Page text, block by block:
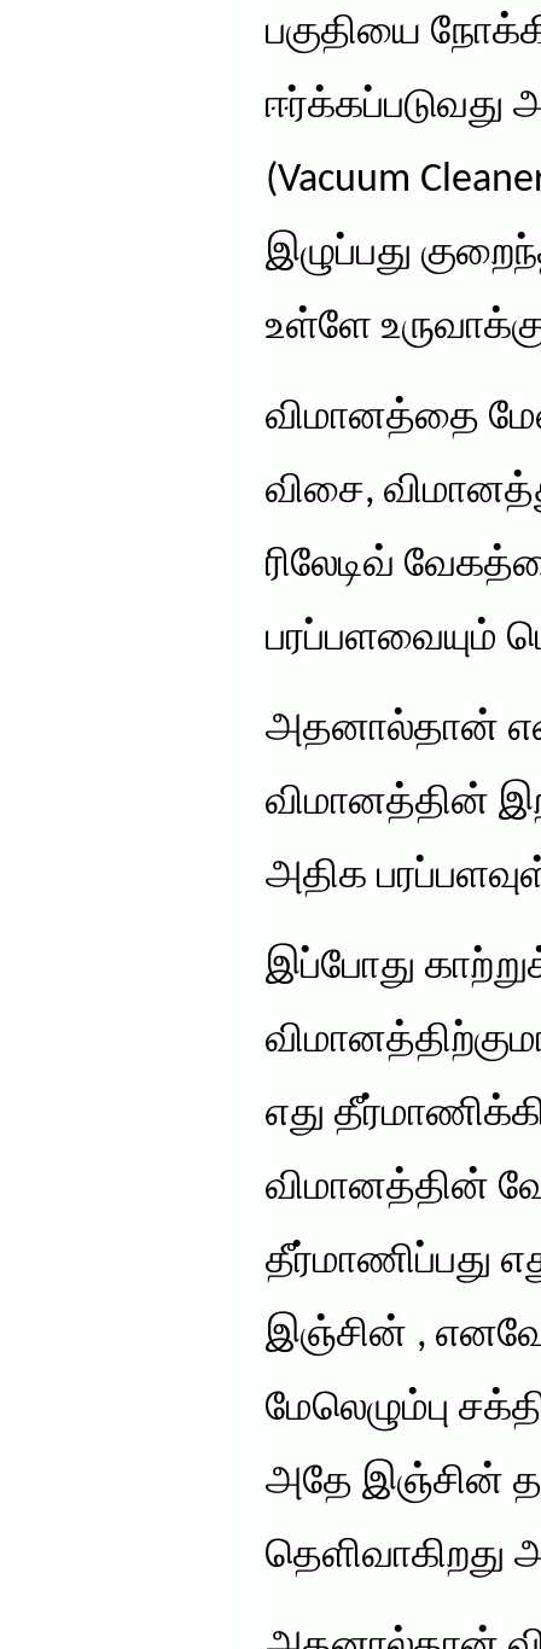
பகுதியை
ஈர்க்கப்படுவது
(Vacuum
இழுப்பது
உள்ளே
விமானத்தை
விசை,
ரிலேடிவ்
பரப்பளவையும்
அதனால்தான்
விமானத்தின்
அதிக
இப்போது
எது
விமானத்தின்
தீர்மாணிப்பது
இஞ்சின் ,
மேலெழும்பு
அதே இஞ்சின்
தெளிவாகிறது